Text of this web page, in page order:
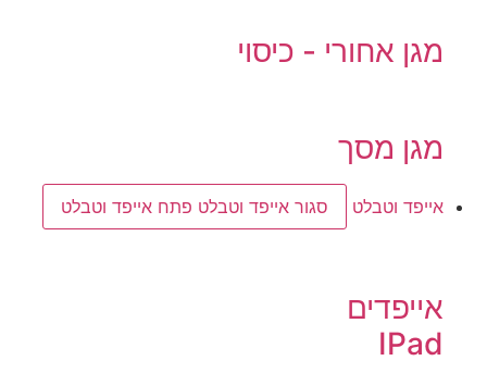
מגן אחורי - כיסוי
מגן מסך
אייפד וטבלט סגור אייפד וטבלט פתח אייפד וטבלט
אייפדים
IPad